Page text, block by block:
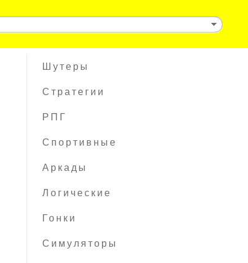
Шутеры
Стратегии
РПГ
Спортивные
Аркады
Логические
Гонки
Симуляторы